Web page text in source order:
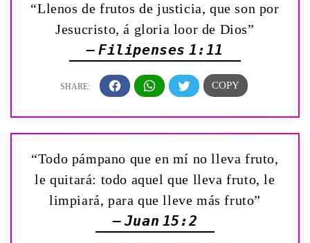
“Llenos de frutos de justicia, que son por
Jesucristo, á gloria loor de Dios”
— Filipenses 1:11
“Todo pámpano que en mí no lleva fruto,
le quitará: todo aquel que lleva fruto, le
limpiará, para que lleve más fruto”
— Juan 15:2